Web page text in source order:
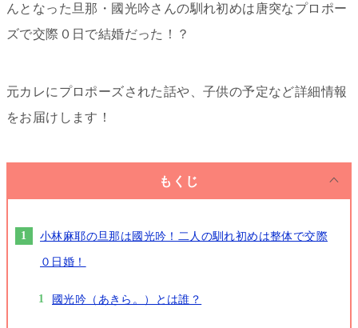
んとなった旦那・國光吟さんの馴れ初めは唐突なプロポー
ズで交際０日で結婚だった！？
元カレにプロポーズされた話や、子供の予定など詳細情報
をお届けします！
もくじ
小林麻耶の旦那は國光吟！二人の馴れ初めは整体で交際
０日婚！
國光吟（あきら。）とは誰？